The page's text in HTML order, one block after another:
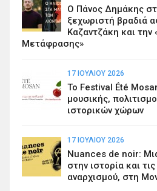
Ο Πάνος Δημάκης
ξεχωριστή βραδιά
Καζαντζάκη και την
Μετάφρασης»
17 ΙΟΥΛΊΟΥ 2026
Το Festival Été
μουσικής,
ιστορικών χώρων
17 ΙΟΥΛΊΟΥ 2026
Nuances de noir:
στην ιστορία και
αναρχισμού, στη